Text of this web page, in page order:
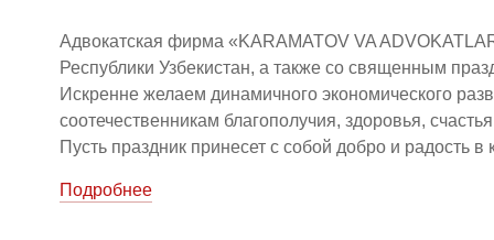
Адвокатская фирма «KARAMATOV VA
Республики Узбекистан, а также со священным
Искренне желаем динамичного экономического
соотечественникам благополучия, здоровья,
Пусть праздник принесет с собой добро и радость
Подробнее